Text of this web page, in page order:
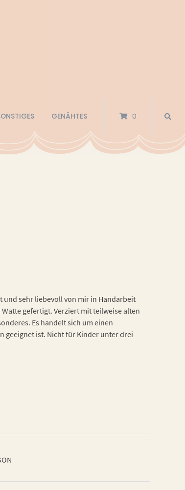
GENÄHTES 0
und sehr liebevoll von mir in Handarbeit
gefertigt. Verziert mit teilweise alten
Es handelt sich um einen
geeignet ist. Nicht für Kinder unter drei